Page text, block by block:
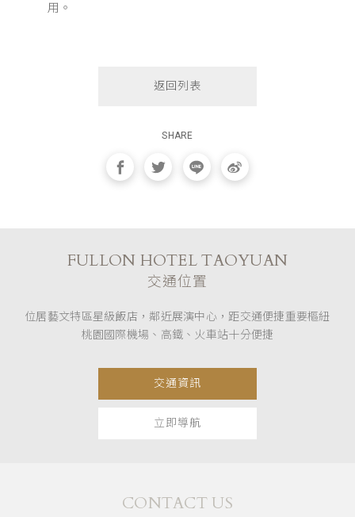
用。
返回列表
SHARE
FULLON HOTEL TAOYUAN
交通位置
位居藝文特區星級飯店，鄰近展演中心，距交通便捷重要樞紐
桃園國際機場、高鐵、火車站十分便捷
交通資訊
立即導航
CONTACT US